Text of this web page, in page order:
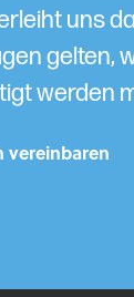
uns
gelten,
werden
vereinbaren